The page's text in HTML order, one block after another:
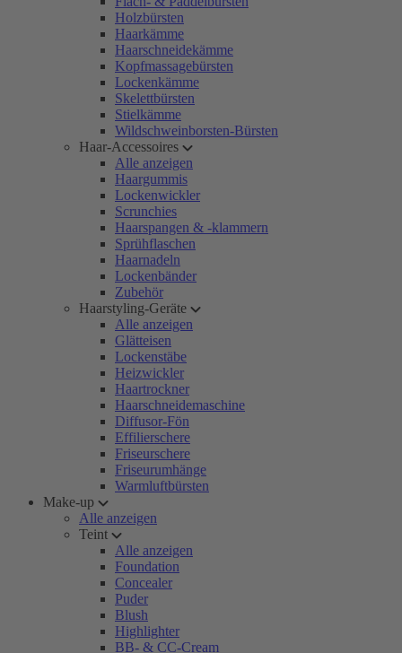
Holzbürsten
Haarkämme
Haarschneidekämme
Kopfmassagebürsten
Lockenkämme
Skelettbürsten
Stielkämme
Wildschweinborsten-Bürsten
Haar-Accessoires
Alle anzeigen
Haargummis
Lockenwickler
Scrunchies
Haarspangen & -klammern
Sprühflaschen
Haarnadeln
Lockenbänder
Zubehör
Haarstyling-Geräte
Alle anzeigen
Glätteisen
Lockenstäbe
Heizwickler
Haartrockner
Haarschneidemaschine
Diffusor-Fön
Effilierschere
Friseurschere
Friseurumhänge
Warmluftbürsten
Make-up
Alle anzeigen
Teint
Alle anzeigen
Foundation
Concealer
Puder
Blush
Highlighter
BB- & CC-Cream